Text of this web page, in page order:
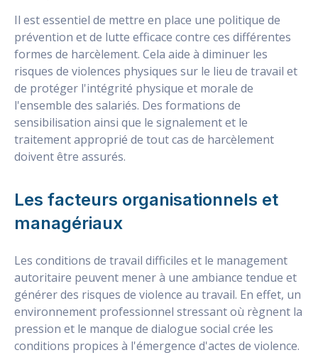
Il est essentiel de mettre en place une politique de
prévention et de lutte efficace contre ces différentes
formes de harcèlement. Cela aide à diminuer les
risques de violences physiques sur le lieu de travail et
de protéger l'intégrité physique et morale de
l'ensemble des salariés. Des formations de
sensibilisation ainsi que le signalement et le
traitement approprié de tout cas de harcèlement
doivent être assurés.
Les facteurs organisationnels et
managériaux
Les conditions de travail difficiles et le management
autoritaire peuvent mener à une ambiance tendue et
générer des risques de violence au travail. En effet, un
environnement professionnel stressant où règnent la
pression et le manque de dialogue social crée les
conditions propices à l'émergence d'actes de violence.